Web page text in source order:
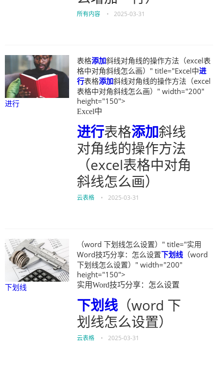
所有内容 • 2025-03-31
进行
表格添加斜线对角线的操作方法（excel表
格中对角斜线怎么画）" title="Excel中进
行表格添加斜线对角线的操作方法（excel
表格中对角斜线怎么画）" width="200"
height="150">
Excel中
进行表格添加斜线
对角线的操作方法
（excel表格中对角
斜线怎么画）
云表格 • 2025-03-31
下划线
（word 下划线怎么设置）" title="实用
Word技巧分享：怎么设置下划线 （word
下划线怎么设置）" width="200"
height="150">
实用Word技巧分享：怎么设置
下划线（word 下
划线怎么设置）
云表格 • 2025-03-31